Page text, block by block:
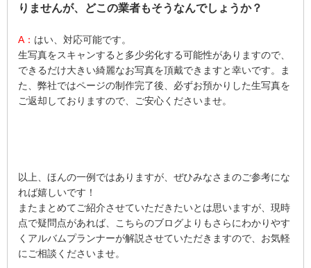
りませんが、どこの業者もそうなんでしょうか？
A： はい、対応可能です。
生写真をスキャンすると多少劣化する可能性がありますので、
できるだけ大きい綺麗なお写真を頂戴できますと幸いです。ま
た、弊社ではページの制作完了後、必ずお預かりした生写真を
ご返却しておりますので、ご安心くださいませ。
以上、ほんの一例ではありますが、ぜひみなさまのご参考にな
れば嬉しいです！
またまとめてご紹介させていただきたいとは思いますが、現時
点で疑問点があれば、こちらのブログよりもさらにわかりやす
くアルバムプランナーが解説させていただきますので、お気軽
にご相談くださいませ。